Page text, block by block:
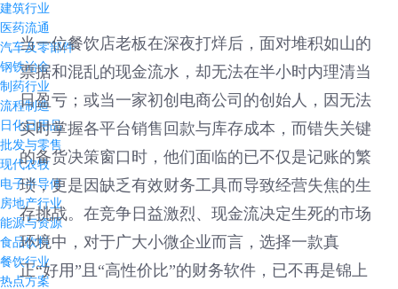
建筑行业
医药流通
汽车及零部件
钢铁冶金
制药行业
流程制造
日化日用品
批发与零售
现代农牧
电子半导体
房地产行业
能源与资源
食品饮料
餐饮行业
热点方案
当一位餐饮店老板在深夜打烊后，面对堆积如山的
票据和混乱的现金流水，却无法在半小时内理清当
日盈亏；或当一家初创电商公司的创始人，因无法
实时掌握各平台销售回款与库存成本，而错失关键
的备货决策窗口时，他们面临的已不仅是记账的繁
琐，更是因缺乏有效财务工具而导致经营失焦的生
存挑战。在竞争日益激烈、现金流决定生死的市场
环境中，对于广大小微企业而言，选择一款真
正“好用”且“高性价比”的财务软件，已不再是锦上